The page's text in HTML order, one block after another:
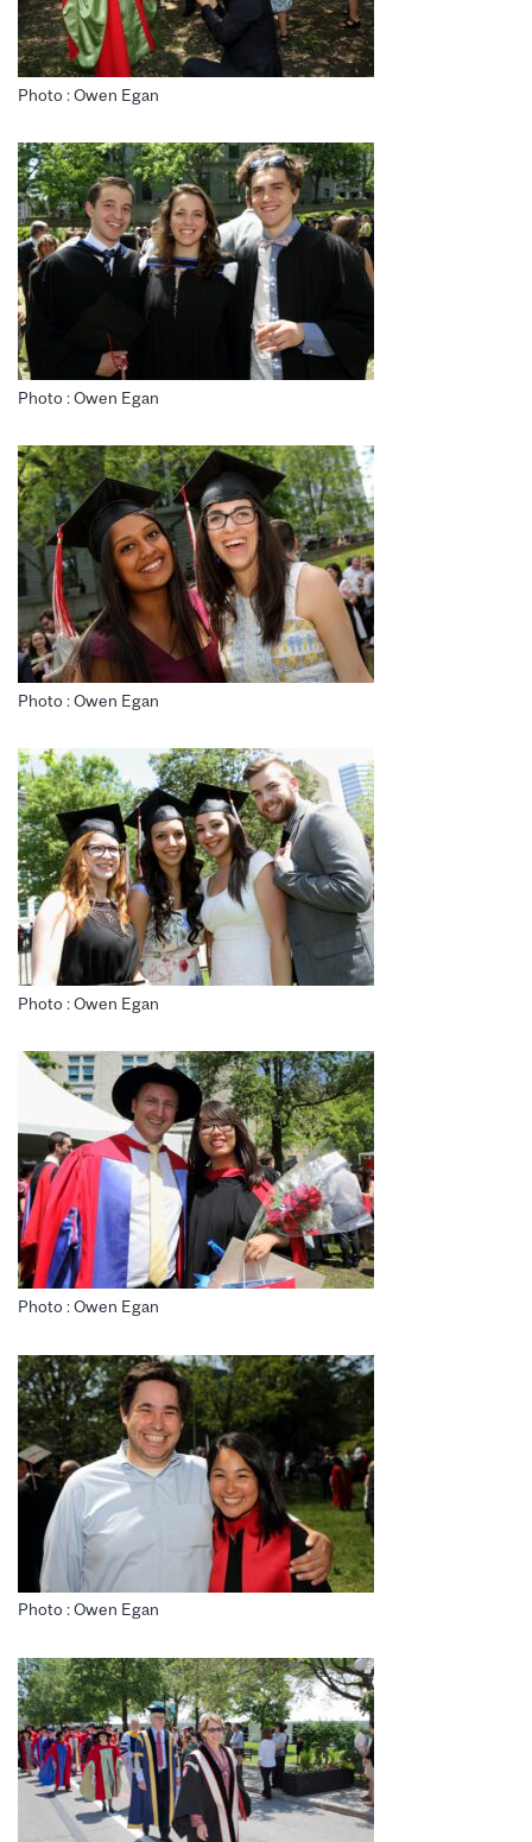
Photo : Owen Egan
Photo : Owen Egan
Photo : Owen Egan
Photo : Owen Egan
Photo : Owen Egan
Photo : Owen Egan